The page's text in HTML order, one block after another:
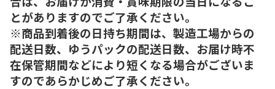
とがありますのでご了承ください。
※商品到着後の日持ち期間は、製造工場からの
配送日数、ゆうパックの配送日数、お届け時不
在保管期間などにより短くなる場合がございま
すのであらかじめご了承ください。